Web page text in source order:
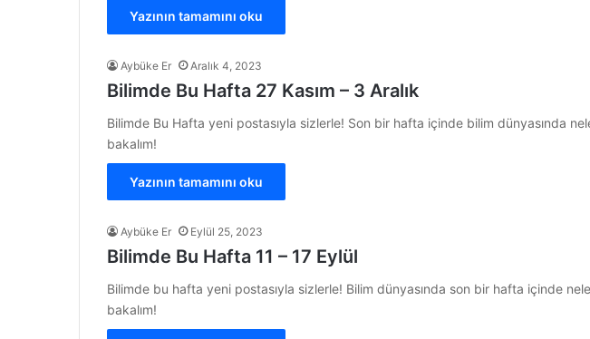
Yazının tamamını oku
Aybüke Er Aralık 4, 2023
Bilimde Bu Hafta 27 Kasım – 3 Aralık
Bilimde Bu Hafta yeni postasıyla sizlerle! Son bir hafta içinde bilim dünyasında
bakalım!
Yazının tamamını oku
Aybüke Er Eylül 25, 2023
Bilimde Bu Hafta 11 – 17 Eylül
Bilimde bu hafta yeni postasıyla sizlerle! Bilim dünyasında son bir hafta içinde
bakalım!